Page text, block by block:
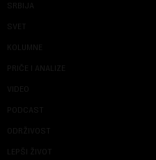
SRBIJA
SVET
KOLUMNE
PRIČE I ANALIZE
VIDEO
PODCAST
ODRŽIVOST
LEPŠI ŽIVOT